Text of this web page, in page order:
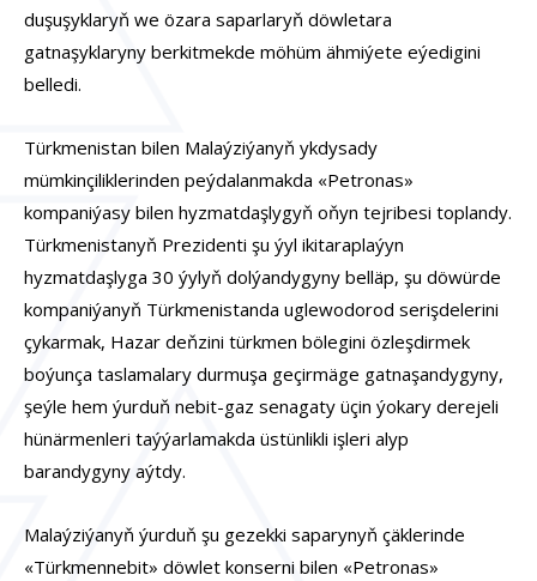
duşuşyklaryň we özara saparlaryň döwletara
gatnaşyklaryny berkitmekde möhüm ähmiýete eýedigini
belledi.
Türkmenistan bilen Malaýziýanyň ykdysady
mümkinçiliklerinden peýdalanmakda «Petronas»
kompaniýasy bilen hyzmatdaşlygyň oňyn tejribesi toplandy.
Türkmenistanyň Prezidenti şu ýyl ikitaraplaýyn
hyzmatdaşlyga 30 ýylyň dolýandygyny belläp, şu döwürde
kompaniýanyň Türkmenistanda uglewodorod serişdelerini
çykarmak, Hazar deňzini türkmen bölegini özleşdirmek
boýunça taslamalary durmuşa geçirmäge gatnaşandygyny,
şeýle hem ýurduň nebit-gaz senagaty üçin ýokary derejeli
hünärmenleri taýýarlamakda üstünlikli işleri alyp
barandygyny aýtdy.
Malaýziýanyň ýurduň şu gezekki saparynyň çäklerinde
«Türkmennebit» döwlet konserni bilen «Petronas»